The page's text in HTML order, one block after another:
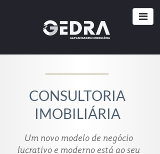
CONSULTORIA
IMOBILIÁRIA
Um novo modelo de negócio
lucrativo e moderno está ao seu